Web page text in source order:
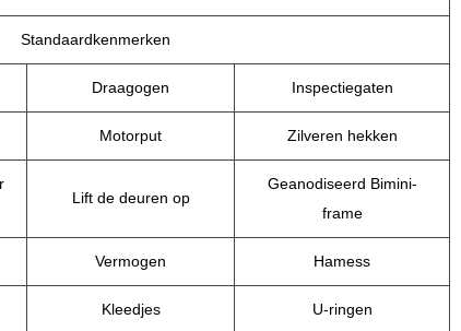
Standaardkenmerken
Draagogen Inspectiegaten
Motorput Zilveren hekken
Lift de deuren op
Geanodiseerd Bimini-
frame
Vermogen Hamess
Kleedjes U-ringen